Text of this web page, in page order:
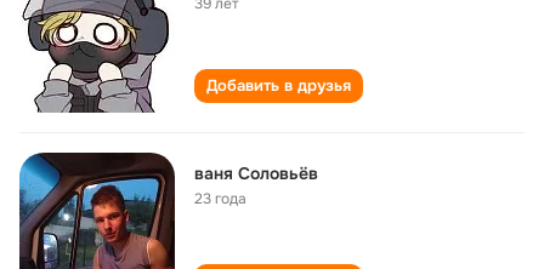
Добавить в друзья
ваня Соловьёв
23 года